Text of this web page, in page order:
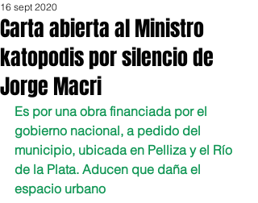
Carta abierta al Ministro
katopodis por silencio de
Jorge Macri
16 sept 2020
Es por una obra financiada por el
gobierno nacional, a pedido del
municipio, ubicada en Pelliza y el Río
de la Plata. Aducen que daña el
espacio urbano